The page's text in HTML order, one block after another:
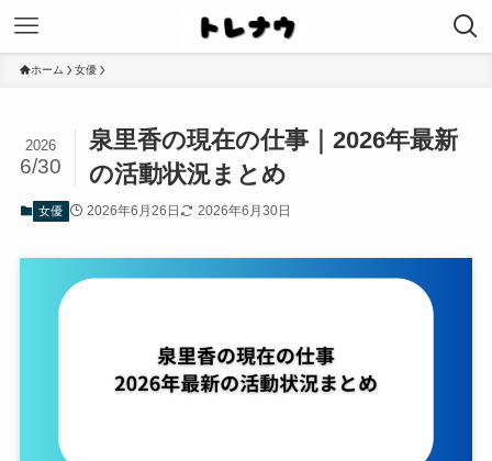
ホーム 女優
泉里香の現在の仕事｜2026年最新
の活動状況まとめ
2026
6/30
女優 2026年6月26日 2026年6月30日